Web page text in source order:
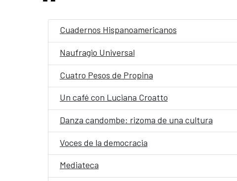
Cuadernos Hispanoamericanos
Naufragio Universal
Cuatro Pesos de Propina
Un café con Luciana Croatto
Danza candombe: rizoma de una cultura
Voces de la democracia
Mediateca